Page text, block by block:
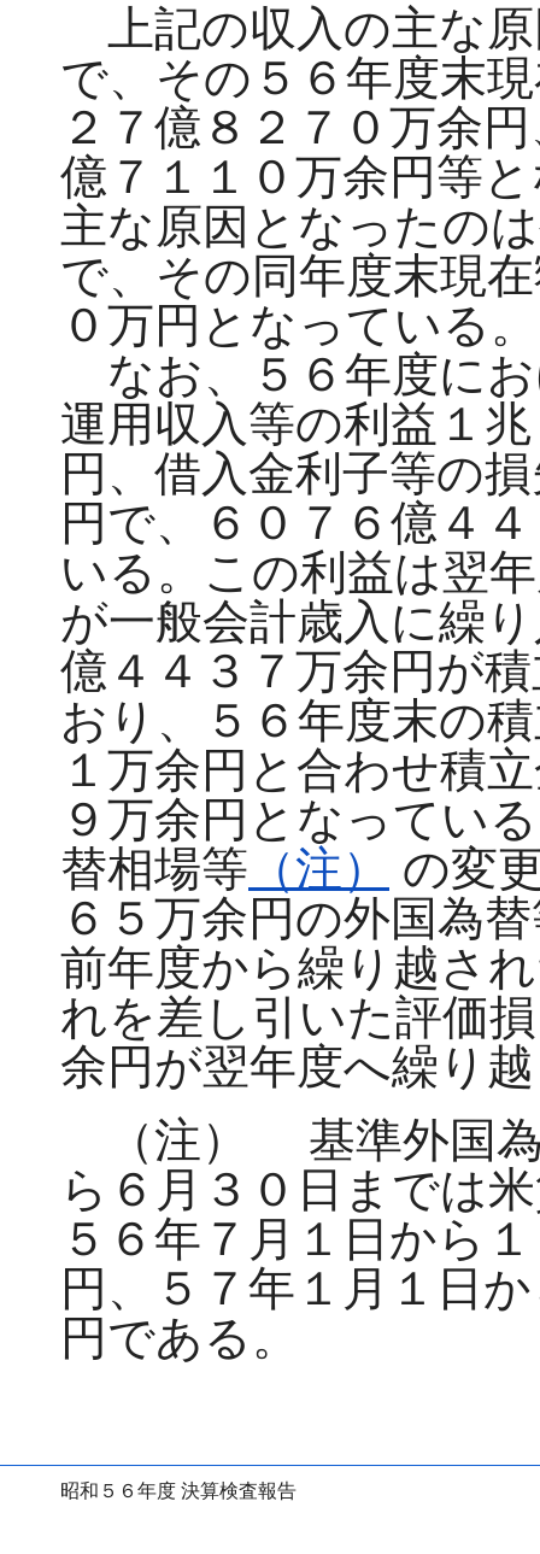
上記の収入の主な
で、その５６年度末
２７億８２７０万余
億７１１０万余円等
主な原因となったの
で、その同年度末現
０万円となっている。
なお、５６年度に
運用収入等の利益１
円、借入金利子等の
円で、６０７６億４
いる。この利益は翌
が一般会計歳入に繰
億４４３７万余円が
おり、５６年度末の
１万余円と合わせ積
９万余円となってい
替相場等 （注）
の変
６５万余円の外国為
前年度から繰り越さ
れを差し引いた評価
余円が翌年度へ繰り
（注）
基準外国
ら６月３０日までは
５６年７月１日から
円、５７年１月１日
円である。
昭和５６年度 決算検査報告